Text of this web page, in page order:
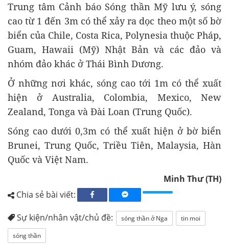
Trung tâm Cảnh báo Sóng thần Mỹ lưu ý, sóng
cao từ 1 đến 3m có thể xảy ra dọc theo một số bờ
biển của Chile, Costa Rica, Polynesia thuộc Pháp,
Guam, Hawaii (Mỹ) Nhật Bản và các đảo và
nhóm đảo khác ở Thái Bình Dương.
Ở những nơi khác, sóng cao tới 1m có thể xuất
hiện ở Australia, Colombia, Mexico, New
Zealand, Tonga và Đài Loan (Trung Quốc).
Sóng cao dưới 0,3m có thể xuất hiện ở bờ biển
Brunei, Trung Quốc, Triều Tiên, Malaysia, Hàn
Quốc và Việt Nam.
Minh Thư (TH)
Chia sẻ bài viết:
Sự kiện/nhân vật/chủ đề: sóng thần ở Nga
tin moi
sóng thần